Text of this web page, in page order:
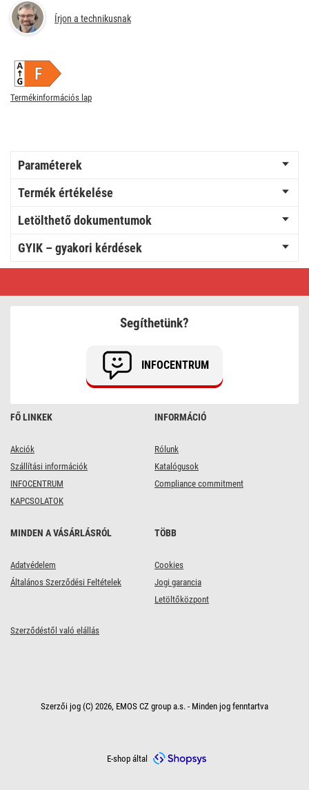
Írjon a technikusnak
Termékinformációs lap
Paraméterek
Termék értékelése
Letölthető dokumentumok
GYIK – gyakori kérdések
FŐ LINKEK
Akciók
Szállítási információk
INFOCENTRUM
KAPCSOLATOK
INFORMÁCIÓ
Rólunk
Katalógusok
Compliance commitment
MINDEN A VÁSÁRLÁSRÓL
Adatvédelem
Általános Szerződési Feltételek
TÖBB
Cookies
Jogi garancia
Letöltőközpont
Szerződéstől való elállás
Segíthetünk?
INFOCENTRUM
Szerzői jog (C) 2026, EMOS CZ group a.s. - Minden jog fenntartva
E-shop által